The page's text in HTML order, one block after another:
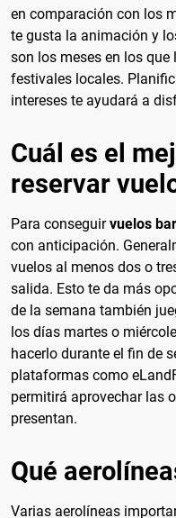
en comparación con los
te gusta la animación y
son los meses en los
festivales locales.
intereses te ayudará a
Cuál es el
reservar
Para conseguirvuelos
con anticipación.
vuelos al menos dos o
salida. Esto te da más
de la semana también
los días martes o
hacerlo durante el fin de
plataformas como
permitirá aprovechar las
presentan.
Qué
Varias aerolíneas